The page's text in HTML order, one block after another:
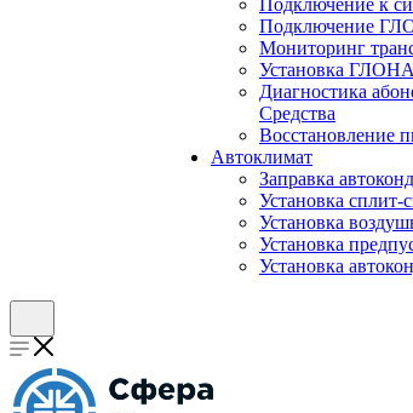
Подключение к
Подключение
Мониторинг
Установка
Диагностика
Средства
Восстановление
Автоклимат
Заправка
Установка сплит-
Установка
Установка
Установка